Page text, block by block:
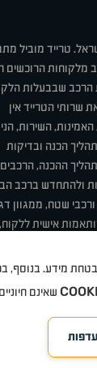
טרייד מוביל
מלקוחות הרוכשים
הרכב שבבעלות
שרותי הטרייד אין
השירות,
הכנה ובדיקות
ההכנה, הרכבים
ולהתחדש ברכב
שטח, ממגוון
אישית
טויוטה דאצ'יה
כל הזכויות שמורות
אבטחת מידע.
שאינם